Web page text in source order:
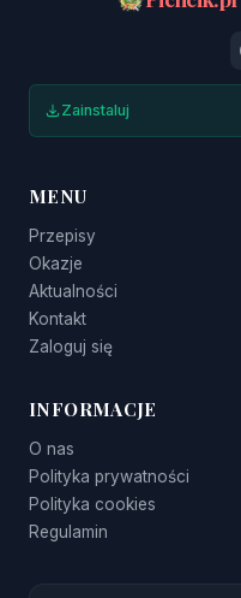
Zainstaluj
MENU
Przepisy
Okazje
Aktualności
Kontakt
Zaloguj się
INFORMACJE
O nas
Polityka prywatności
Polityka cookies
Regulamin